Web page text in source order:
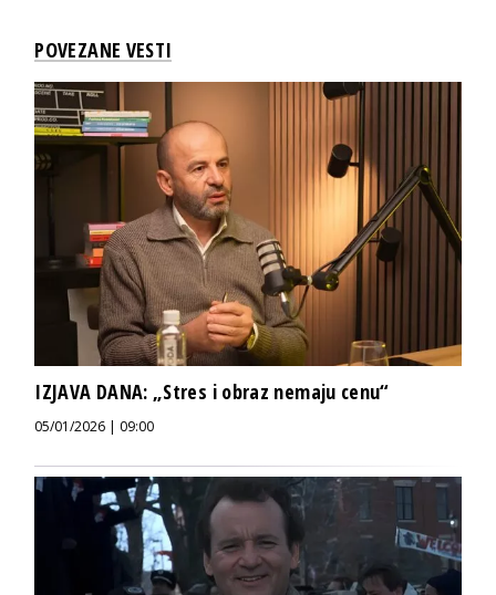
POVEZANE VESTI
IZJAVA DANA: „Stres i obraz nemaju cenu“
05/01/2026 | 09:00